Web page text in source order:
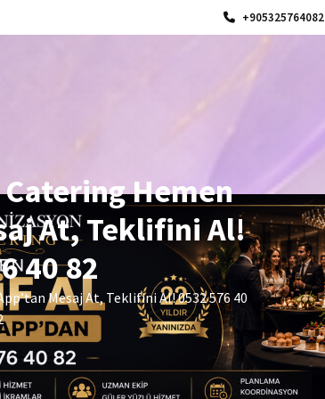
+905325764082
Hemen
At, Teklifini Al!
40 82
Mesaj At, Teklifini Al! 0532 576 40